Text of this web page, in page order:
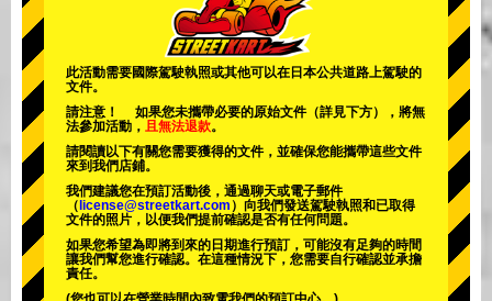
東京秋葉原#2 東京澀谷
東京澀谷附屬
東京淺草
沖繩
此活動需要國際駕駛執照或其他可以在日本公共道路上駕駛的
文件。
請注意！ 如果您未攜帶必要的原始文件（詳見下方），將無
法參加活動， 且無法退款。
請閱讀以下有關您需要獲得的文件，並確保您能攜帶這些文件
來到我們店鋪。
我們建議您在預訂活動後，通過聊天或電子郵件
（ license@streetkart.com ）向我們發送駕駛執照和已取得
文件的照片，以便我們提前確認是否有任何問題。
如果您希望為即將到來的日期進行預訂，可能沒有足夠的時間
讓我們幫您進行確認。在這種情況下，您需要自行確認並承擔
責任。